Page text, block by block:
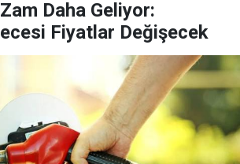
Daha Geliyor:
Fiyatlar Değişecek